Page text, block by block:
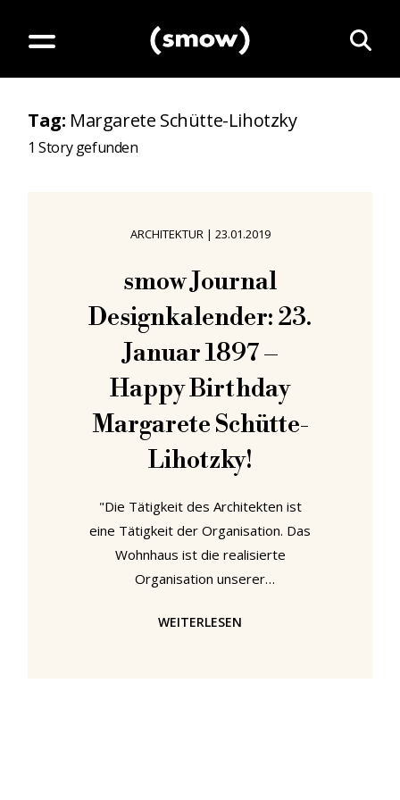
Tag: Margarete Schütte-Lihotzky
1 Story gefunden
ARCHITEKTUR| 23.01.2019
smow Journal
Designkalender: 23.
Januar 1897 –
Happy Birthday
Margarete Schütte-
Lihotzky!
"Die Tätigkeit des Architekten ist
eine Tätigkeit der Organisation. Das
Wohnhaus ist die realisierte
Organisation unserer
österreichische Architektin
WEITERLESEN